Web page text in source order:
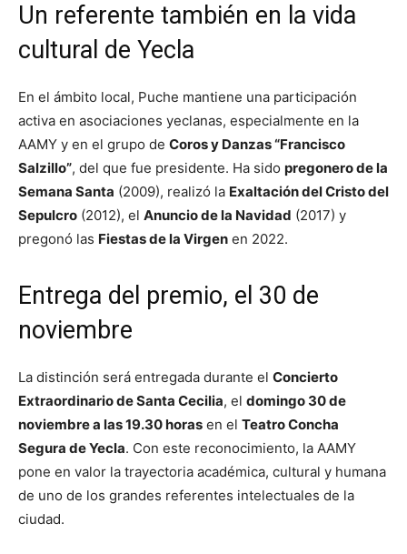
Un referente también en la vida
cultural de Yecla
En el ámbito local, Puche mantiene una participación
activa en asociaciones yeclanas, especialmente en la
AAMY y en el grupo de Coros y Danzas “Francisco
Salzillo”, del que fue presidente. Ha sido pregonero de la
Semana Santa (2009), realizó la Exaltación del Cristo del
Sepulcro (2012), el Anuncio de la Navidad (2017) y
pregonó las Fiestas de la Virgen en 2022.
Entrega del premio, el 30 de
noviembre
La distinción será entregada durante el Concierto
Extraordinario de Santa Cecilia, el domingo 30 de
noviembre a las 19.30 horas en el Teatro Concha
Segura de Yecla. Con este reconocimiento, la AAMY
pone en valor la trayectoria académica, cultural y humana
de uno de los grandes referentes intelectuales de la
ciudad.